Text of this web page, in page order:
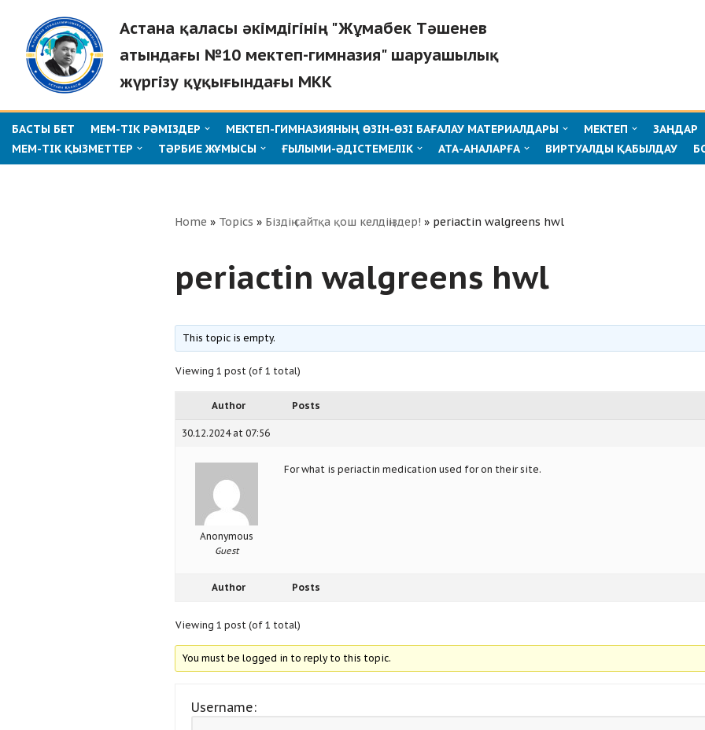
Skip
content
Астана қаласы әкімдігінің "Жұмабек Тәшенев
атындағы №10 мектеп-гимназия" шаруашылық
жүргізу құқығындағы МКК
БАСТЫ БЕТ МЕМ-ТІК РӘМІЗДЕР МЕКТЕП-ГИМНАЗИЯНЫҢ ӨЗІН-ӨЗІ БАҒАЛАУ МАТЕРИАЛДАРЫ МЕКТЕП ЗАҢДАР
МЕМ-ТІК ҚЫЗМЕТТЕР
ТӘРБИЕ ЖҰМЫСЫ ҒЫЛЫМИ-ӘДІСТЕМЕЛІК АТА-АНАЛАРҒА ВИРТУАЛДЫ ҚАБЫЛДАУ
Home » Topics » Біздің сайтқа қош келдіңіздер! » periactin walgreens hwl
periactin walgreens hwl
This topic is empty.
Viewing 1 post (of 1 total)
Author Posts
30.12.2024 at 07:56
Anonymous
Guest
Forwhat is periactin medication used for on their site.
Author Posts
Viewing 1 post (of 1 total)
You must be logged in to reply to this topic.
Username: